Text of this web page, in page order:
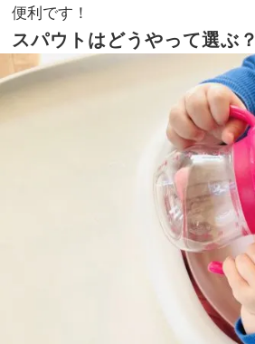
便利です！
スパウトはどうやって選ぶ？